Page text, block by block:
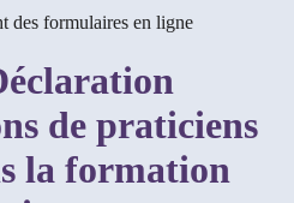
des formulaires en ligne
de praticiens
la formation